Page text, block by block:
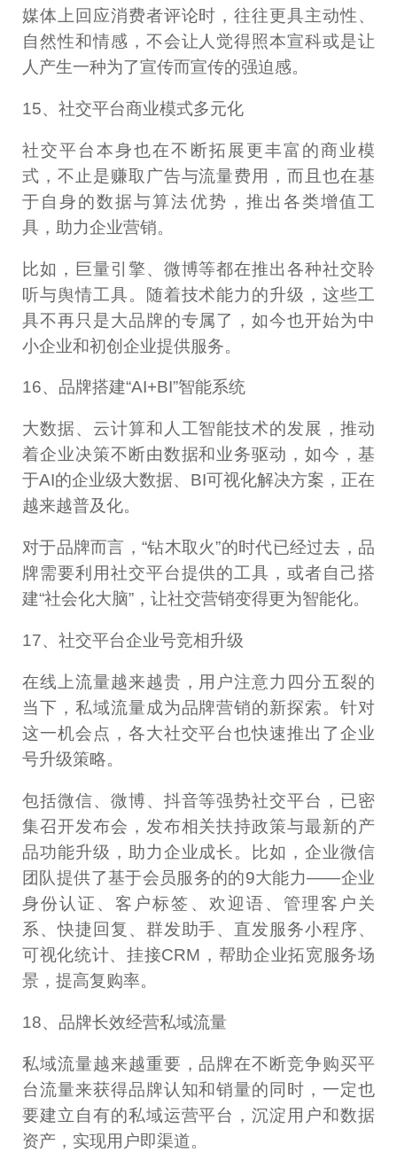
媒体上回应消费者评论时，往往更具主动性、
自然性和情感，不会让人觉得照本宣科或是让
人产生一种为了宣传而宣传的强迫感。
15、社交平台商业模式多元化
社交平台本身也在不断拓展更丰富的商业模
式，不止是赚取广告与流量费用，而且也在基
于自身的数据与算法优势，推出各类增值工
具，助力企业营销。
比如，巨量引擎、微博等都在推出各种社交聆
听与舆情工具。随着技术能力的升级，这些工
具不再只是大品牌的专属了，如今也开始为中
小企业和初创企业提供服务。
16、品牌搭建“AI+BI”智能系统
大数据、云计算和人工智能技术的发展，推动
着企业决策不断由数据和业务驱动，如今，基
于AI的企业级大数据、BI可视化解决方案，正在
越来越普及化。
对于品牌而言，“钻木取火”的时代已经过去，品
牌需要利用社交平台提供的工具，或者自己搭
建“社会化大脑”，让社交营销变得更为智能化。
17、社交平台企业号竞相升级
在线上流量越来越贵，用户注意力四分五裂的
当下，私域流量成为品牌营销的新探索。针对
这一机会点，各大社交平台也快速推出了企业
号升级策略。
包括微信、微博、抖音等强势社交平台，已密
集召开发布会，发布相关扶持政策与最新的产
品功能升级，助力企业成长。比如，企业微信
团队提供了基于会员服务的的9大能力——企业
身份认证、客户标签、欢迎语、管理客户关
系、快捷回复、群发助手、直发服务小程序、
可视化统计、挂接CRM，帮助企业拓宽服务场
景，提高复购率。
18、品牌长效经营私域流量
私域流量越来越重要，品牌在不断竞争购买平
台流量来获得品牌认知和销量的同时，一定也
要建立自有的私域运营平台，沉淀用户和数据
资产，实现用户即渠道。